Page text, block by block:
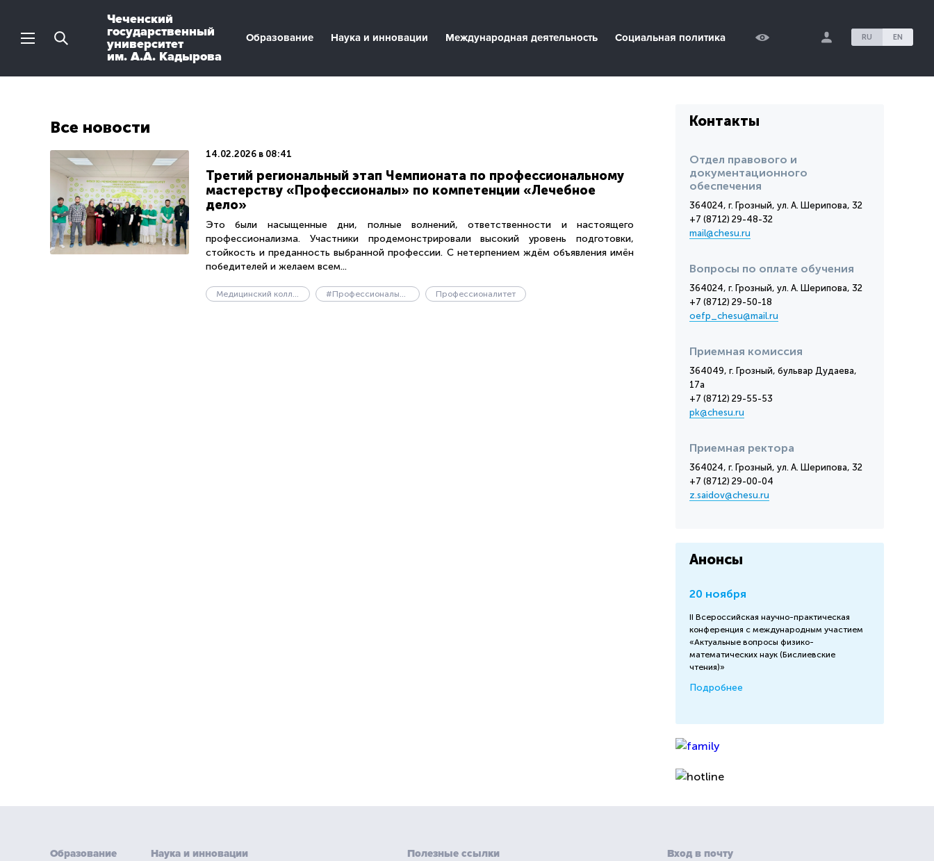
Чеченский
государственный
университет
им. А.А. Кадырова
Образование Наука и инновации Международная деятельность Социальная политика RU EN
Все новости
14.02.2026 в 08:41
Третий региональный этап Чемпионата по профессиональному
мастерству «Профессионалы» по компетенции «Лечебное
дело»
Это были насыщенные дни, полные волнений, ответственности и настоящего
профессионализма. Участники продемонстрировали высокий уровень подготовки,
стойкость и преданность выбранной профессии. С нетерпением ждём объявления имён
победителей и желаем всем...
Медицинский колледж при медицинском институте #Профессионалы2026 #ЛечебноеДело #Чемпионат #БудущееМедицины Профессионалитет
Контакты
Отдел правового и
документационного
обеспечения
364024, г. Грозный, ул. А. Шерипова, 32
+7 (8712) 29-48-32
mail@chesu.ru
Вопросы по оплате обучения
364024, г. Грозный, ул. А. Шерипова, 32
+7 (8712) 29-50-18
oefp_chesu@mail.ru
Приемная комиссия
364049, г. Грозный, бульвар Дудаева,
17а
+7 (8712) 29-55-53
pk@chesu.ru
Приемная ректора
364024, г. Грозный, ул. А. Шерипова, 32
+7 (8712) 29-00-04
z.saidov@chesu.ru
Анонсы
20 ноября
II Всероссийская научно-практическая
конференция с международным участием
«Актуальные вопросы физико-
математических наук (Бислиевские
чтения)»
Подробнее
Образование Наука и инновации Полезные ссылки Вход в почту